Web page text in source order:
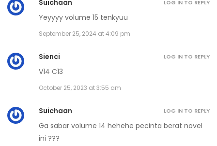
Volume 15 Chapter 11
September 24, 2024
Volume 15 Chapter 10
September 24, 2024
Volume 15 Chapter 8
Suichaan
Yeyyyy volume 15 tenkyuu
September 25, 2024 at 4:09 pm
LOG IN TO REPLY
Sienci
V14 C13
October 25, 2023 at 3:55 am
LOG IN TO REPLY
Suichaan
Ga sabar volume 14 hehehe pecinta berat novel
ini ???
LOG IN TO REPLY